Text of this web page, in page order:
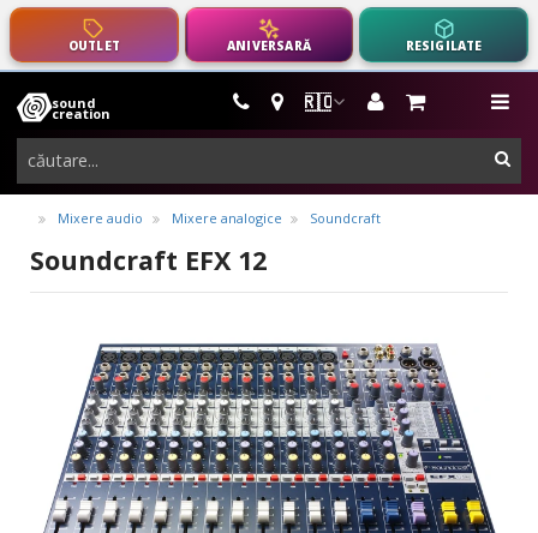
OUTLET ANIVERSARĂ RESIGILATE
🇷🇴
sound
creation
instrumente
muzicale,
echipamente
pro-
audio
Mixere audio Mixere analogice Soundcraft
Soundcraft EFX 12